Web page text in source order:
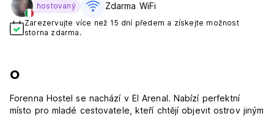
hostovaný Zdarma WiFi
Zarezervujte více než 15 dní předem a získejte možnost
storna zdarma.
O
Forenna Hostel se nachází v El Arenal. Nabízí perfektní
místo pro mladé cestovatele, kteří chtějí objevit ostrov jiným